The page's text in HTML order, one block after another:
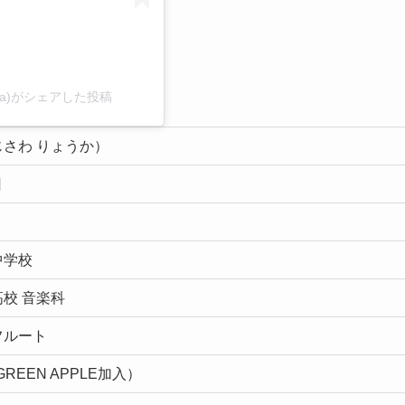
がシェアした投稿
わ りょうか）
学校
音楽科
ート
APPLE加入）